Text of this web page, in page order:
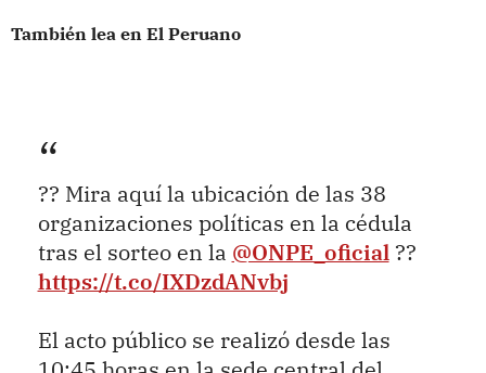
También lea en El Peruano
?? Mira aquí la ubicación de las 38
organizaciones políticas en la cédula
tras el sorteo en la @ONPE_oficial??
https://t.co/IXDzdANvbj
El acto público se realizó desde las